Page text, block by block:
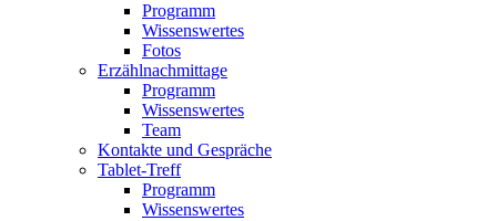
Programm
Wissenswertes
Fotos
Erzählnachmittage
Programm
Wissenswertes
Team
Kontakte und Gespräche
Tablet-Treff
Programm
Wissenswertes